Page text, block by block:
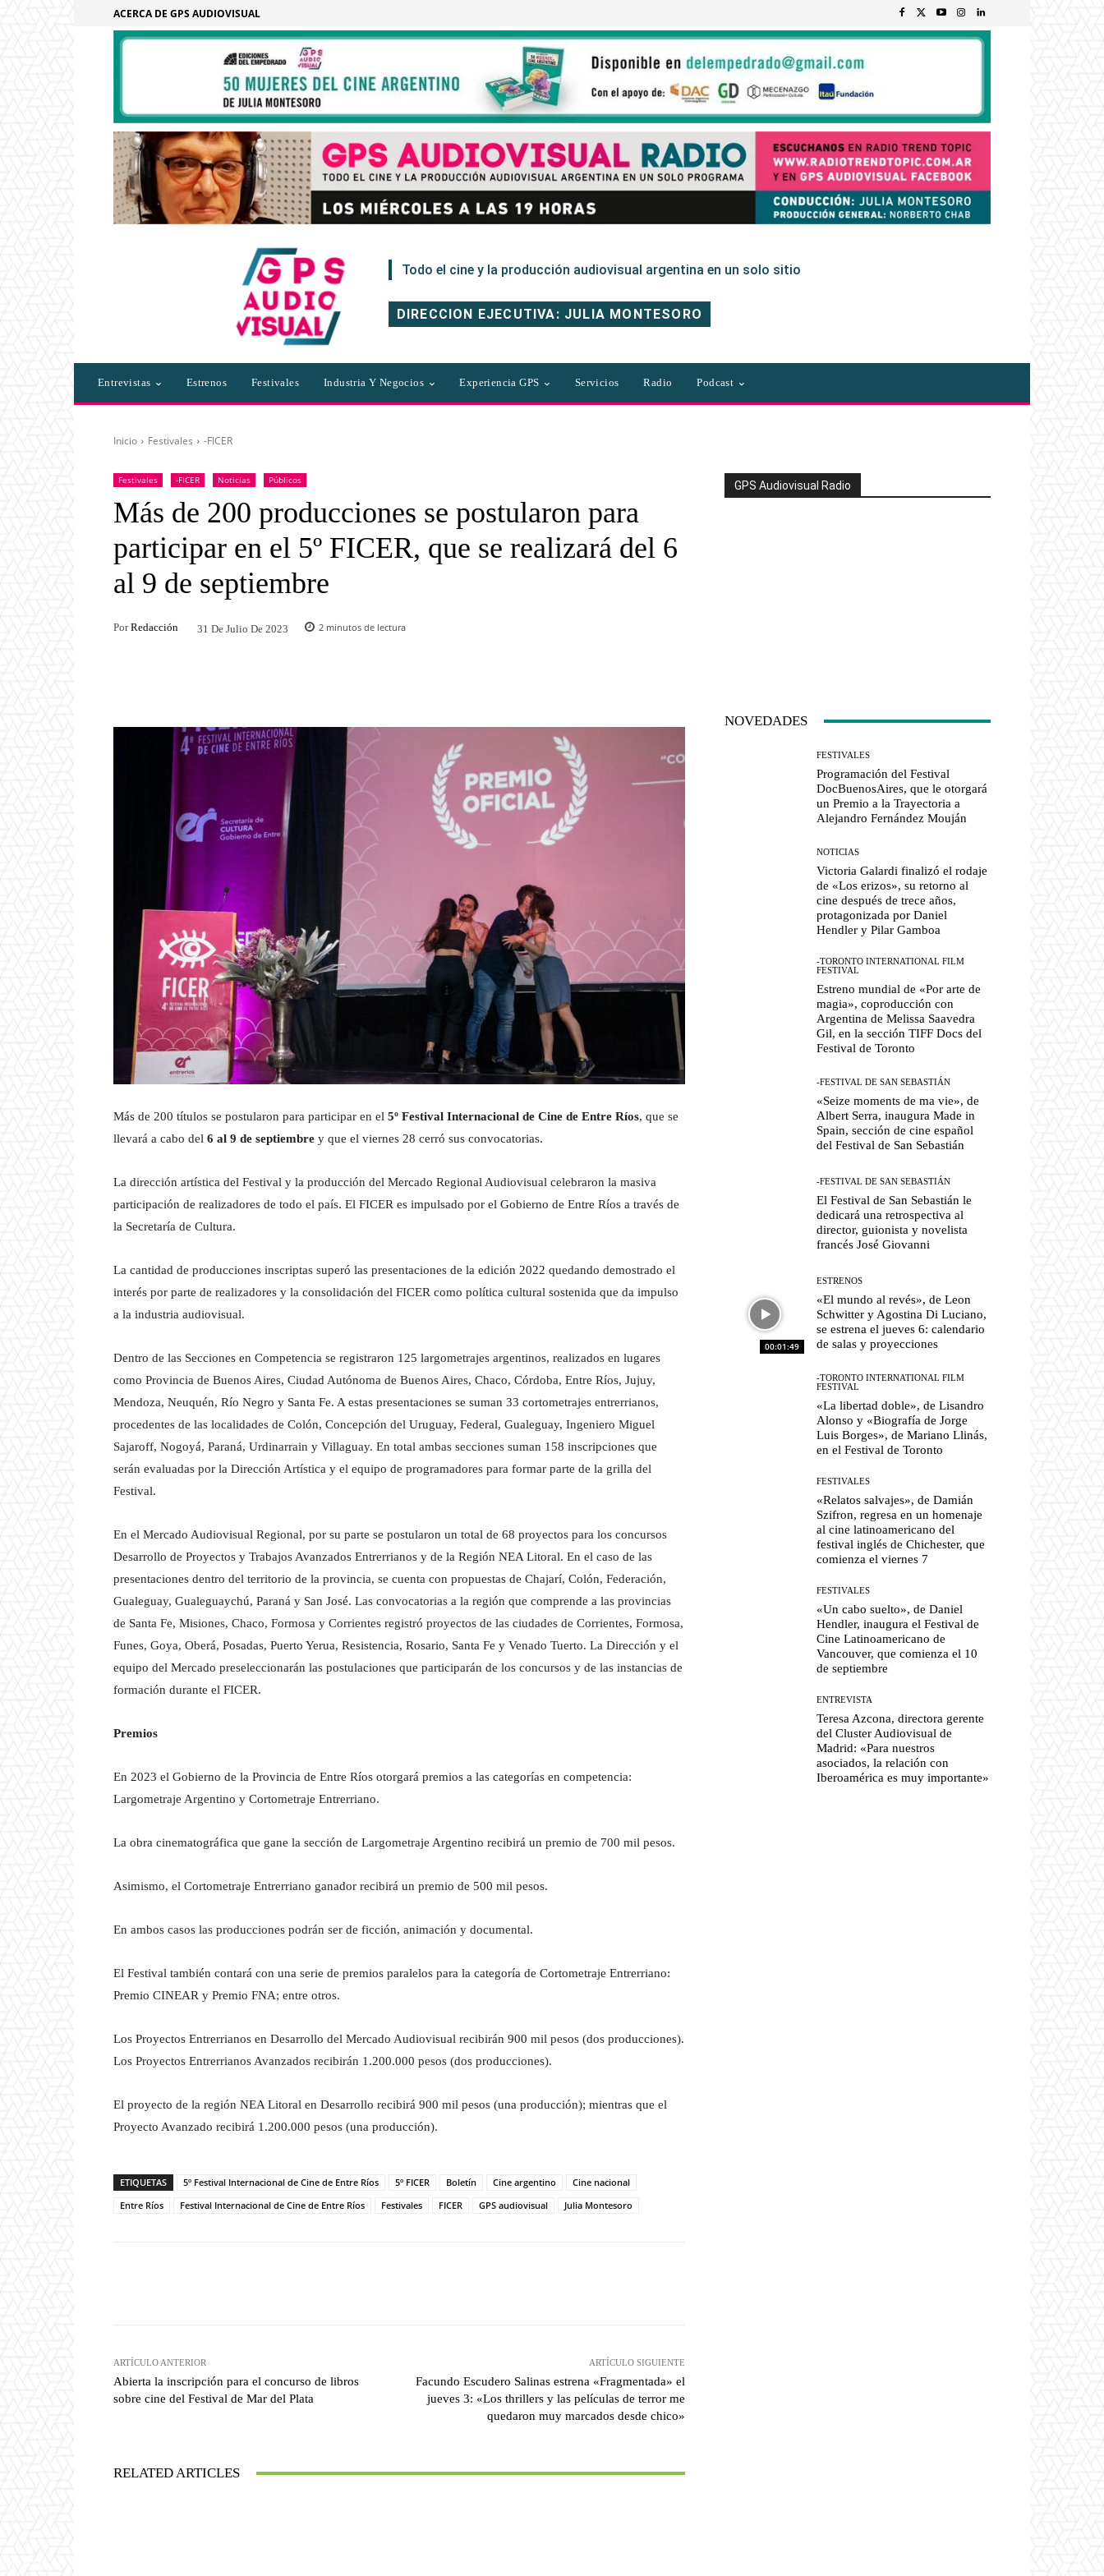
ACERCA DE GPS AUDIOVISUAL
Todo el cine y la producción audiovisual argentina en un solo sitio
DIRECCION EJECUTIVA: JULIA MONTESORO
Entrevistas Estrenos Festivales Industria Y Negocios Experiencia GPS Servicios Radio Podcast
Inicio Festivales -FICER
Festivales -FICER Noticias Públicos
Más de 200 producciones se postularon para
participar en el 5º FICER, que se realizará del 6
al 9 de septiembre
Por Redacción 31 De Julio De 2023 2 minutos de lectura
Más de 200 títulos se postularon para participar en el 5º Festival Internacional de Cine de Entre Ríos, que se
llevará a cabo del 6 al 9 de septiembre y que el viernes 28 cerró sus convocatorias.
La dirección artística del Festival y la producción del Mercado Regional Audiovisual celebraron la masiva
participación de realizadores de todo el país. El FICER es impulsado por el Gobierno de Entre Ríos a través de
la Secretaría de Cultura.
La cantidad de producciones inscriptas superó las presentaciones de la edición 2022 quedando demostrado el
interés por parte de realizadores y la consolidación del FICER como política cultural sostenida que da impulso
a la industria audiovisual.
Dentro de las Secciones en Competencia se registraron 125 largometrajes argentinos, realizados en lugares
como Provincia de Buenos Aires, Ciudad Autónoma de Buenos Aires, Chaco, Córdoba, Entre Ríos, Jujuy,
Mendoza, Neuquén, Río Negro y Santa Fe. A estas presentaciones se suman 33 cortometrajes entrerrianos,
procedentes de las localidades de Colón, Concepción del Uruguay, Federal, Gualeguay, Ingeniero Miguel
Sajaroff, Nogoyá, Paraná, Urdinarrain y Villaguay. En total ambas secciones suman 158 inscripciones que
serán evaluadas por la Dirección Artística y el equipo de programadores para formar parte de la grilla del
Festival.
En el Mercado Audiovisual Regional, por su parte se postularon un total de 68 proyectos para los concursos
Desarrollo de Proyectos y Trabajos Avanzados Entrerrianos y de la Región NEA Litoral. En el caso de las
presentaciones dentro del territorio de la provincia, se cuenta con propuestas de Chajarí, Colón, Federación,
Gualeguay, Gualeguaychú, Paraná y San José. Las convocatorias a la región que comprende a las provincias
de Santa Fe, Misiones, Chaco, Formosa y Corrientes registró proyectos de las ciudades de Corrientes, Formosa,
Funes, Goya, Oberá, Posadas, Puerto Yerua, Resistencia, Rosario, Santa Fe y Venado Tuerto. La Dirección y el
equipo del Mercado preseleccionarán las postulaciones que participarán de los concursos y de las instancias de
formación durante el FICER.
Premios
En 2023 el Gobierno de la Provincia de Entre Ríos otorgará premios a las categorías en competencia:
Largometraje Argentino y Cortometraje Entrerriano.
La obra cinematográfica que gane la sección de Largometraje Argentino recibirá un premio de 700 mil pesos.
Asimismo, el Cortometraje Entrerriano ganador recibirá un premio de 500 mil pesos.
En ambos casos las producciones podrán ser de ficción, animación y documental.
El Festival también contará con una serie de premios paralelos para la categoría de Cortometraje Entrerriano:
Premio CINEAR y Premio FNA; entre otros.
Los Proyectos Entrerrianos en Desarrollo del Mercado Audiovisual recibirán 900 mil pesos (dos producciones).
Los Proyectos Entrerrianos Avanzados recibirán 1.200.000 pesos (dos producciones).
El proyecto de la región NEA Litoral en Desarrollo recibirá 900 mil pesos (una producción); mientras que el
Proyecto Avanzado recibirá 1.200.000 pesos (una producción).
ETIQUETAS 5º Festival Internacional de Cine de Entre Ríos 5º FICER Boletín Cine argentino
Cine nacional
Entre Ríos
Festival Internacional de Cine de Entre Ríos Festivales FICER GPS audiovisual Julia Montesoro
ARTÍCULO ANTERIOR
Abierta la inscripción para el concurso de libros
sobre cine del Festival de Mar del Plata
ARTÍCULO SIGUIENTE
Facundo Escudero Salinas estrena «Fragmentada» el
jueves 3: «Los thrillers y las películas de terror me
quedaron muy marcados desde chico»
RELATED ARTICLES
GPS Audiovisual Radio
NOVEDADES
FESTIVALES
Programación del Festival
DocBuenosAires, que le otorgará
un Premio a la Trayectoria a
Alejandro Fernández Mouján
NOTICIAS
Victoria Galardi finalizó el rodaje
de «Los erizos», su retorno al
cine después de trece años,
protagonizada por Daniel
Hendler y Pilar Gamboa
-TORONTO INTERNATIONAL FILM
FESTIVAL
Estreno mundial de «Por arte de
magia», coproducción con
Argentina de Melissa Saavedra
Gil, en la sección TIFF Docs del
Festival de Toronto
-FESTIVAL DE SAN SEBASTIÁN
«Seize moments de ma vie», de
Albert Serra, inaugura Made in
Spain, sección de cine español
del Festival de San Sebastián
-FESTIVAL DE SAN SEBASTIÁN
El Festival de San Sebastián le
dedicará una retrospectiva al
director, guionista y novelista
francés José Giovanni
00:01:49
ESTRENOS
«El mundo al revés», de Leon
Schwitter y Agostina Di Luciano,
se estrena el jueves 6: calendario
de salas y proyecciones
-TORONTO INTERNATIONAL FILM
FESTIVAL
«La libertad doble», de Lisandro
Alonso y «Biografía de Jorge
Luis Borges», de Mariano Llinás,
en el Festival de Toronto
FESTIVALES
«Relatos salvajes», de Damián
Szifron, regresa en un homenaje
al cine latinoamericano del
festival inglés de Chichester, que
comienza el viernes 7
FESTIVALES
«Un cabo suelto», de Daniel
Hendler, inaugura el Festival de
Cine Latinoamericano de
Vancouver, que comienza el 10
de septiembre
ENTREVISTA
Teresa Azcona, directora gerente
del Cluster Audiovisual de
Madrid: «Para nuestros
asociados, la relación con
Iberoamérica es muy importante»